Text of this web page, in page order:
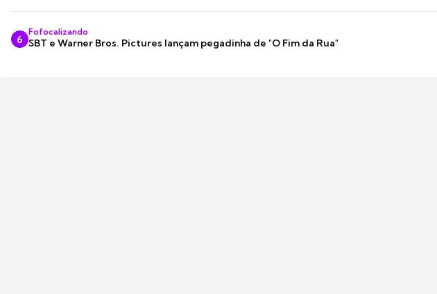
6
Fofocalizando
SBT e Warner Bros. Pictures lançam pegadinha de "O Fim da Rua"